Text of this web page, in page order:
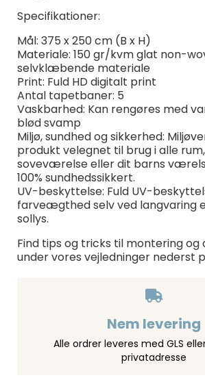
Specifikationer:
Mål: 375 x 250 cm (B x H)
Materiale: 150 gr/kvm glat non-
selvklæbende materiale
Print: Fuld HD digitalt print
Antal tapetbaner: 5
Vaskbarhed: Kan rengøres med
blød svamp
Miljø, sundhed og sikkerhed:
produkt velegnet til brug i alle
soveværelse eller dit barns
100% sundhedssikkert.
UV-beskyttelse: Fuld UV-
farveægthed selv ved langvaring
sollys.
Find tips og tricks til montering
under vores vejledninger nederst
Nem levering
Alle ordrer leveres med GLS
privatadresse